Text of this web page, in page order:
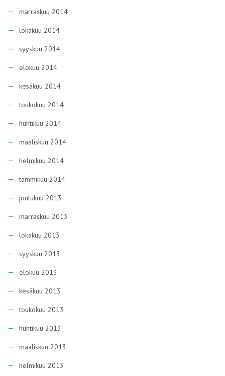
marraskuu 2014
lokakuu 2014
syyskuu 2014
elokuu 2014
kesäkuu 2014
toukokuu 2014
huhtikuu 2014
maaliskuu 2014
helmikuu 2014
tammikuu 2014
joulukuu 2013
marraskuu 2013
lokakuu 2013
syyskuu 2013
elokuu 2013
kesäkuu 2013
toukokuu 2013
huhtikuu 2013
maaliskuu 2013
helmikuu 2013